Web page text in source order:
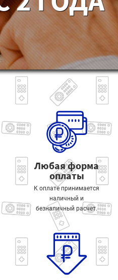
Любая форма
оплаты
К оплате принимается
наличный и
безналичный расчет.